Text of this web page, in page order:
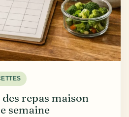
repas maison
semaine